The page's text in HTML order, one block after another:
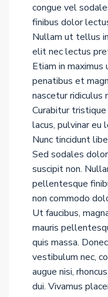
congue vel
finibus dolor
Nullam ut tellus
elit nec lectus
Etiam in maximus
penatibus et
nascetur ridiculus
Curabitur
lacus, pulvinar eu
Nunc tincidunt
Sed sodales
suscipit non.
pellentesque
non commodo
Ut faucibus,
mauris
quis massa.
vestibulum nec,
augue nisi,
dui. Vivamus